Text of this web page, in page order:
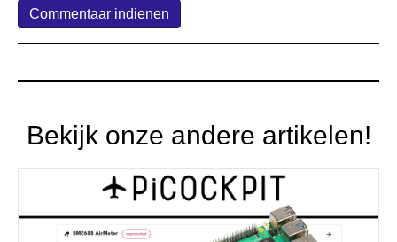
Bekijk onze andere artikelen!